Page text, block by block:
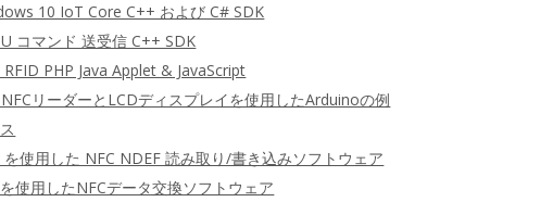
10 IoT Core C++ および C# SDK
コマンド 送受信 C++ SDK
RFID PHP Java Applet & JavaScript
リーダーとLCDディスプレイを使用したArduinoの例
を使用した NFC NDEF 読み取り/書き込みソフトウェア
使用したNFCデータ交換ソフトウェア